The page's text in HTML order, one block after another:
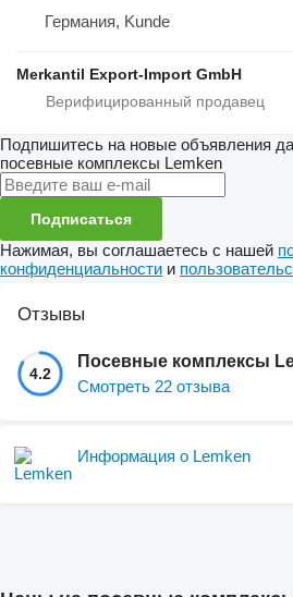
Германия, Kunde
Merkantil Export-Import GmbH
Подпишитесь на новые объявления
посевные комплексы Lemken
Подписаться
Нажимая, вы соглашаетесь с нашей
конфиденциальности и
Отзывы
4.2
Посевные комплексы
Смотреть 22 отзыва
Информация о Lemken